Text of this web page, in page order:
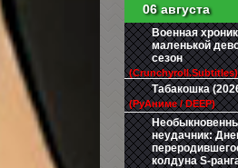
06 августа
Военная
маленькой
сезон
(Crunchyroll.Subtitles)
Табакошка
(РуАниме / DEEP)
неудачник:
колдуна S-